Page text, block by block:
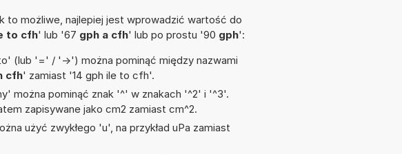
to możliwe, najlepiej jest wprowadzić wartość do
to cfh' lub '67 gph a cfh' lub po prostu '90 gph':
(lub '=' / '->') można pominąć między nazwami
cfh' zamiast '14 gph ile to cfh'.
można pominąć znak '^' w znakach '^2' i '^3'.
zapisywane jako cm2 zamiast cm^2.
użyć zwykłego 'u', na przykład uPa zamiast